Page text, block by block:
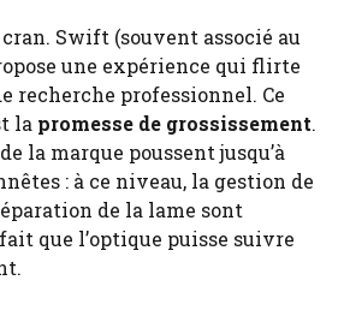
cran. Swift (souvent associé au
une expérience qui flirte
recherche professionnel. Ce
la promesse de grossissement.
la marque poussent jusqu’à
: à ce niveau, la gestion de
de la lame sont
que l’optique puisse suivre